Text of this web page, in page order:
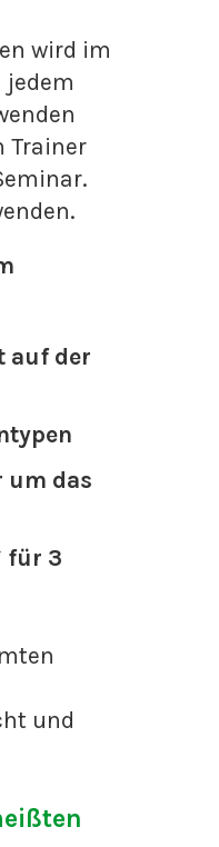
wird im
jedem
Trainer
auf der
um das
für 3
und